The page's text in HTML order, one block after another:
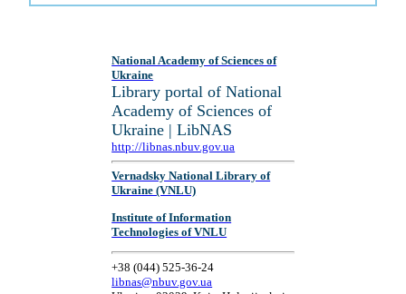
National Academy of Sciences of
Ukraine
Library portal of National
Academy of Sciences of
Ukraine | LibNAS
http://libnas.nbuv.gov.ua
Vernadsky National Library of
Ukraine (VNLU)
Institute of Information
Technologies of VNLU
+38 (044) 525-36-24
libnas@nbuv.gov.ua